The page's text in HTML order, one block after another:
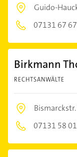
Guido-
07131 67
Birkmann
RECHTSANWÄLTE
07131 58